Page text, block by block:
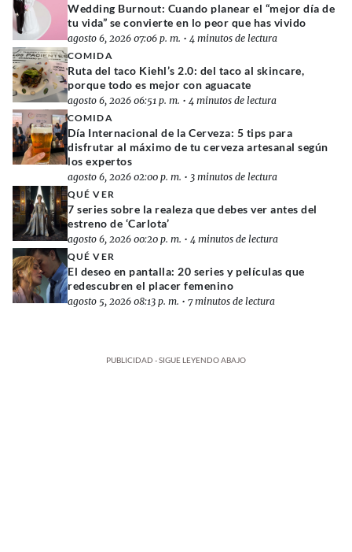
Wedding Burnout: Cuando planear el “mejor día de
tu vida” se convierte en lo peor que has vivido
agosto 6, 2026 07:06 p. m. • 4 minutos de lectura
COMIDA
Ruta del taco Kiehl’s 2.0: del taco al skincare,
porque todo es mejor con aguacate
agosto 6, 2026 06:51 p. m. • 4 minutos de lectura
COMIDA
Día Internacional de la Cerveza: 5 tips para
disfrutar al máximo de tu cerveza artesanal según
los expertos
agosto 6, 2026 02:00 p. m. • 3 minutos de lectura
QUÉ VER
7 series sobre la realeza que debes ver antes del
estreno de ‘Carlota’
agosto 6, 2026 00:20 p. m. • 4 minutos de lectura
QUÉ VER
El deseo en pantalla: 20 series y películas que
redescubren el placer femenino
agosto 5, 2026 08:13 p. m. • 7 minutos de lectura
PUBLICIDAD - SIGUE LEYENDO ABAJO